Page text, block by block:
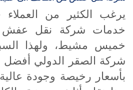
يرغب الكثير من
خدمات شركة نقل عفش
خميس مشيط، ولهذا
شركة الصقر الدولي أفضل
بأسعار رخيصة وجودة